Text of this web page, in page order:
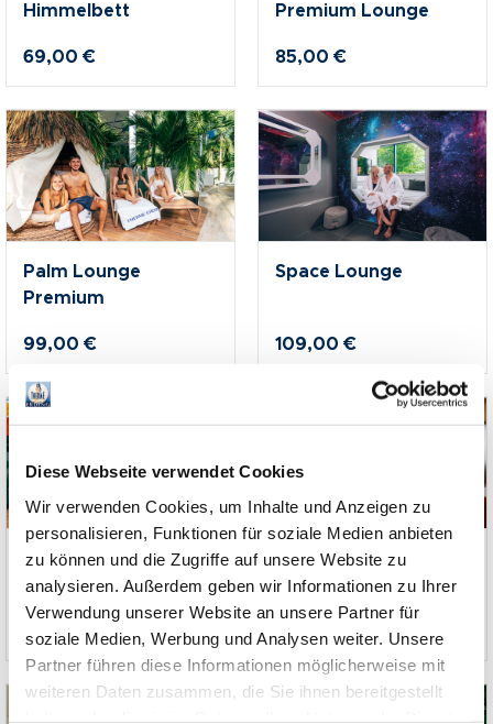
Diese Webseite verwendet Cookies
Wir verwenden Cookies, um Inhalte und Anzeigen zu
personalisieren, Funktionen für soziale Medien anbieten
zu können und die Zugriffe auf unsere Website zu
analysieren. Außerdem geben wir Informationen zu Ihrer
Verwendung unserer Website an unsere Partner für
soziale Medien, Werbung und Analysen weiter. Unsere
Partner führen diese Informationen möglicherweise mit
weiteren Daten zusammen, die Sie ihnen bereitgestellt
Himmelbett
69,00 €
Premium Lounge
85,00 €
Palm Lounge
Premium
99,00 €
Space Lounge
109,00 €
Palm Lounge
Superior
119,00 €
Alm Chalet Light
129,00 €